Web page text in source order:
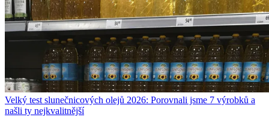
Velký test slunečnicových olejů 2026: Porovnali jsme 7 výrobků a
našli ty nejkvalitnější